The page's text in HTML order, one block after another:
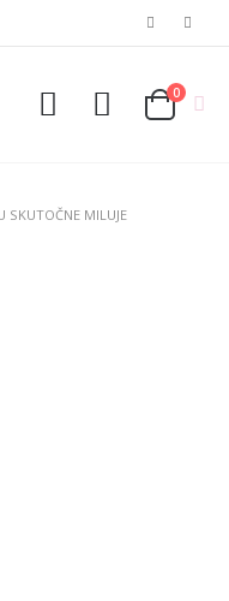
0
SKUTOČNE MILUJE